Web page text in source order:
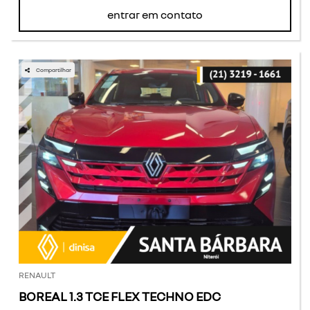
entrar em contato
Compartilhar
RENAULT
BOREAL 1.3 TCE FLEX TECHNO EDC